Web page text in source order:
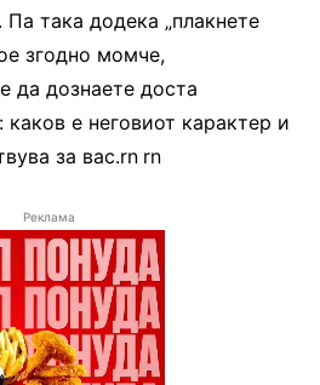
така додека „плакнете
згодно момче,
да дознаете доста
е неговиот карактер и
за вас.rn rn
Реклама